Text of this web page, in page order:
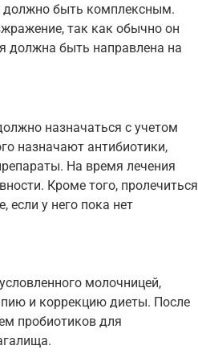
должно быть комплексным.
так как обычно он
должна быть направлена на
назначаться с учетом
назначают антибиотики,
На время лечения
Кроме того, пролечиться
у него пока нет
молочницей,
и коррекцию диеты. После
пробиотиков для